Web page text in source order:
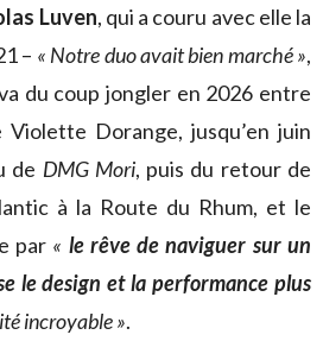
Luven, qui a couru avec elle la
– « Notre duo avait bien marché »,
du coup jongler en 2026 entre
Violette Dorange, jusqu’en juin
de DMG Mori, puis du retour de
à la Route du Rhum, et le
par « le rêve de naviguer sur un
le design et la performance plus
incroyable ».